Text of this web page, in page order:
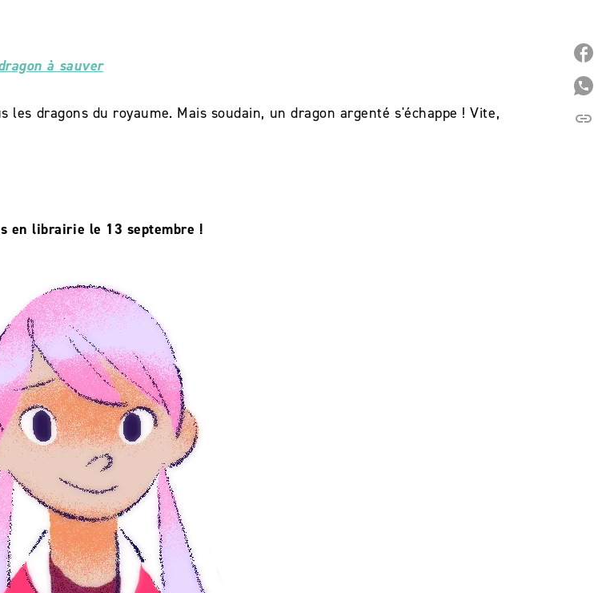
à sauver
dragons du royaume. Mais soudain, un dragon argenté s'échappe ! Vite,
en librairie le 13 septembre !
link